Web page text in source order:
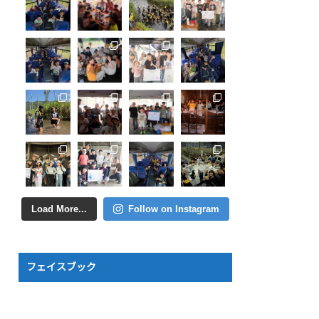
Load More... Follow on Instagram
フェイスブック